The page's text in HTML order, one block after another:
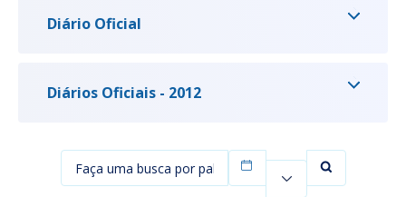
Diário Oficial
Diários Oficiais - 2012
Filtrar por data